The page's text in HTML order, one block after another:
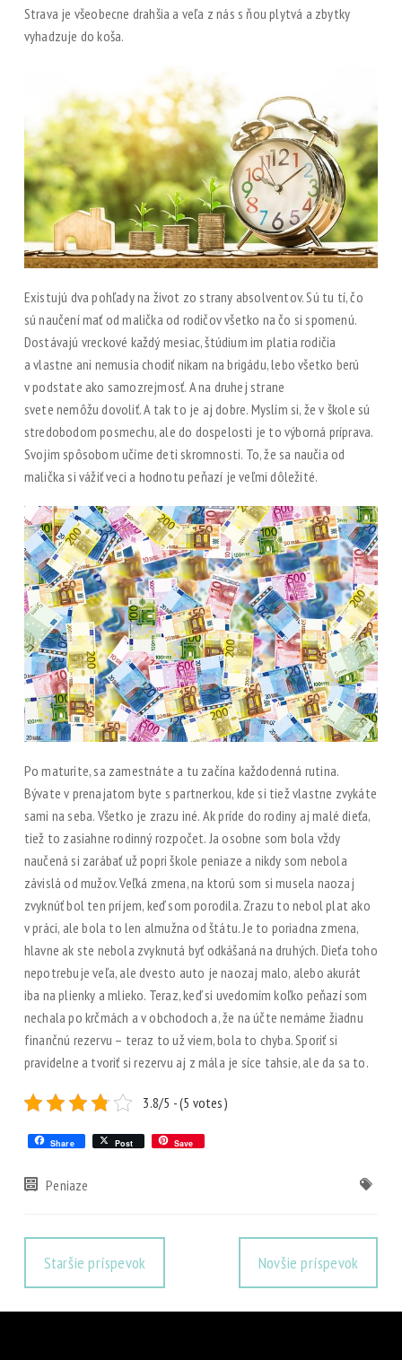
Strava je všeobecne drahšia a veľa z nás s ňou plytvá a zbytky
vyhadzuje do koša.
Existujú dva pohľady na život zo strany absolventov. Sú tu tí, čo
sú naučení mať od malička od rodičov všetko na čo si spomenú.
Dostávajú vreckové každý mesiac, štúdium im platia rodičia
a vlastne ani nemusia chodiť nikam na brigádu, lebo všetko berú
v podstate ako samozrejmosť. A na druhej strane
svete nemôžu dovoliť. A tak to je aj dobre. Myslím si, že v škole sú
stredobodom posmechu, ale do dospelosti je to výborná príprava.
Svojim spôsobom učíme deti skromnosti. To, že sa naučia od
malička si vážiť veci a hodnotu peňazí je veľmi dôležité.
Po maturite, sa zamestnáte a tu začína každodenná rutina.
Bývate v prenajatom byte s partnerkou, kde si tiež vlastne zvykáte
sami na seba. Všetko je zrazu iné. Ak príde do rodiny aj malé dieťa,
tiež to zasiahne rodinný rozpočet. Ja osobne som bola vždy
naučená si zarábať už popri škole peniaze a nikdy som nebola
závislá od mužov. Veľká zmena, na ktorú som si musela naozaj
zvyknúť bol ten príjem, keď som porodila. Zrazu to nebol plat ako
v práci, ale bola to len almužna od štátu. Je to poriadna zmena,
hlavne ak ste nebola zvyknutá byť odkášaná na druhých. Dieťa toho
nepotrebuje veľa, ale dvesto auto je naozaj malo, alebo akurát
iba na plienky a mlieko. Teraz, keď si uvedomím koľko peňazí som
nechala po krčmách a v obchodoch a, že na účte nemáme žiadnu
finančnú rezervu – teraz to už viem, bola to chyba. Sporiť si
pravidelne a tvoriť si rezervu aj z mála je síce tahsie, ale da sa to.
3.8/5 - (5 votes)
Share Post Save
Peniaze
Staršie príspevok Novšie príspevok